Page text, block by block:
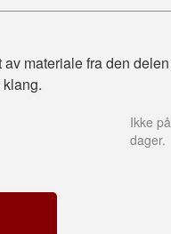
materiale fra den
Ikke
dager.